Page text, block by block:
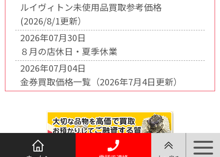
ルイヴィトン未使用品買取参考価格
(2026/8/1更新）
2026年07月30日
８月の店休日・夏季休業
2026年07月04日
金券買取価格一覧（2026年7月4日更新）